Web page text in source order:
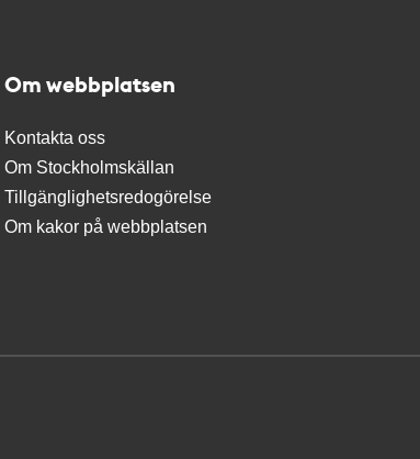
Om webbplatsen
Kontakta oss
Om Stockholmskällan
Tillgänglighetsredogörelse
Om kakor på webbplatsen